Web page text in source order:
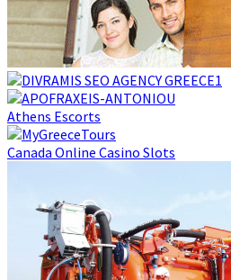
Athens Escorts
Canada Online Casino Slots